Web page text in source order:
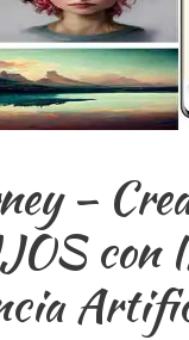
–
con